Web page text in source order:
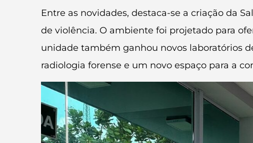
Entre as novidades, destaca-se a criação da
de violência. O ambiente foi projetado para
unidade também ganhou novos laboratórios
radiologia forense e um novo espaço para a